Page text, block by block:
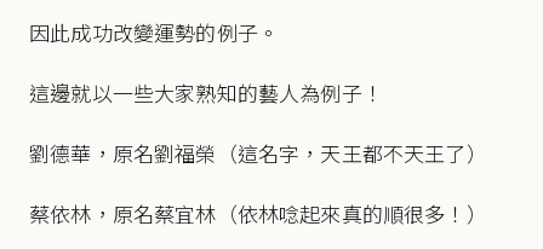
因此成功改變運勢的例子。
這邊就以一些大家熟知的藝人為例子！
劉德華，原名劉福榮（這名字，天王都不天王了）
蔡依林，原名蔡宜林（依林唸起來真的順很多！）